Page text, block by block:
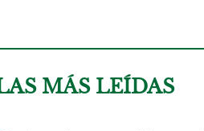
MÁS LEÍDAS